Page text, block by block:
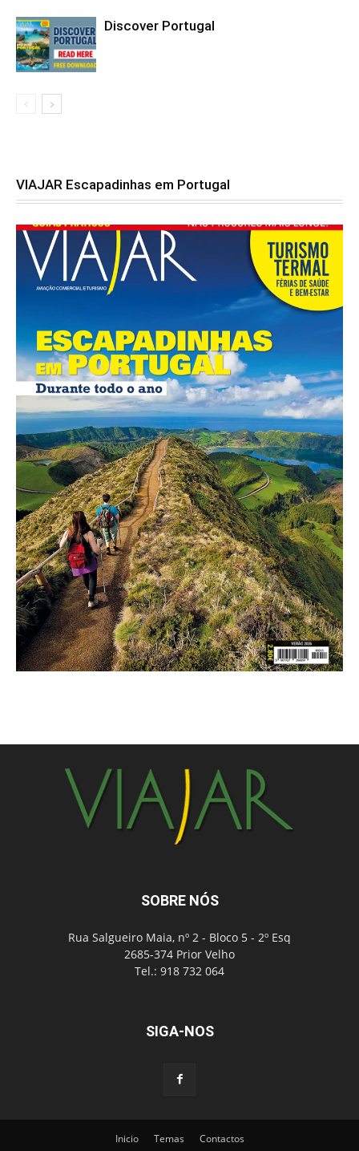
Discover Portugal
VIAJAR Escapadinhas em Portugal
SOBRE NÓS
Rua Salgueiro Maia, nº 2 - Bloco 5 - 2º Esq
2685-374 Prior Velho
Tel.: 918 732 064
SIGA-NOS
Inicio Temas Contactos